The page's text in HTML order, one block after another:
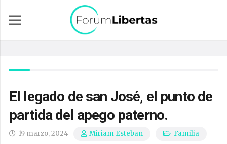
El legado de san José, el punto de
partida del apego paterno.
19 marzo, 2024 Miriam Esteban Familia